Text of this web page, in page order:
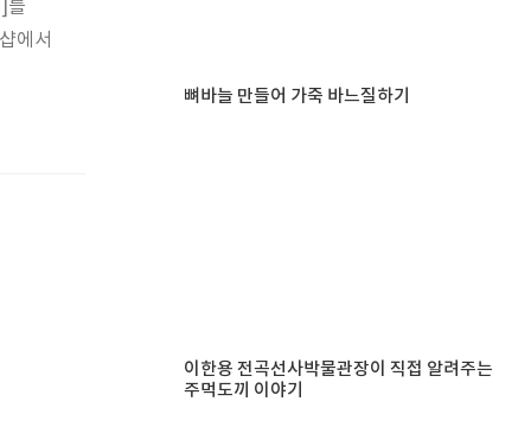
를
에서
뼈바늘 만들어 가죽 바느질하기
이한용 전곡선사박물관장이 직접 알려주는
주먹도끼 이야기